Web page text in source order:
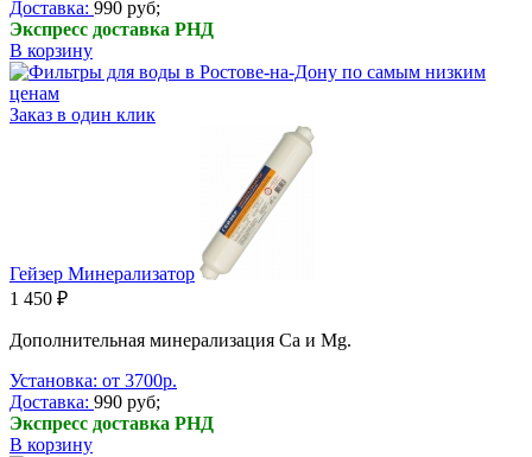
Доставка: 990 руб;
Экспресс доставка РНД
В корзину
Заказ в один клик
Гейзер Минерализатор
1 450 ₽
Дополнительная минерализация Ca и Mg.
Установка: от 3700р.
Доставка: 990 руб;
Экспресс доставка РНД
В корзину